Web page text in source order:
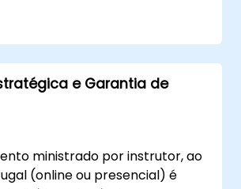
analíticos.
a criar estruturas precisas de
e documentos técnicos usando
trabalho conceitual, desde a
hipóteses até o rascunho da
a qualidade e a
das saídas geradas
e Garantia de
ministrado por instrutor, ao
(online ou presencial) é